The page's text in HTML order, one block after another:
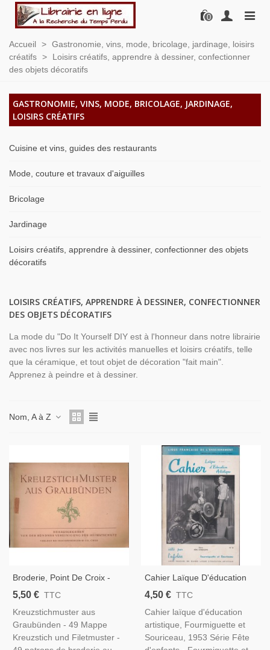
0
Accueil > Gastronomie, vins, mode, bricolage, jardinage, loisirs
créatifs >
Loisirs créatifs, apprendre à dessiner, confectionner
des objets décoratifs
GASTRONOMIE, VINS, MODE, BRICOLAGE, JARDINAGE,
LOISIRS CRÉATIFS
Cuisine et vins, guides des restaurants
Mode, couture et travaux d'aiguilles
Bricolage
Jardinage
Loisirs créatifs, apprendre à dessiner, confectionner des objets
décoratifs
LOISIRS CRÉATIFS, APPRENDRE À DESSINER, CONFECTIONNER
DES OBJETS DÉCORATIFS
La mode du "Do It Yourself DIY est à l'honneur dans notre librairie
avec nos livres sur les activités manuelles et loisirs créatifs, telle
que la céramique, et tout objet de décoration "fait main".
Apprenez à peindre et à dessiner.
Nom, A à Z
Broderie, Point De Croix -
Kreuzstichmuster Aus
De Broderie, Couture,
Stickerei, Nähen, Deutsch
5,50 € TTC
Kreuzstichmuster aus
Graubünden - 49 Mappe
Kreuzstich und Filetmuster -
Cahier Laïque D'éducation
Artistique, Fourmiguette Et
Enfants, Contes, Pédagogie,
Éducation
4,50 € TTC
Cahier laïque d'éducation
artistique, Fourmiguette et
Souriceau, 1953 Série Fête